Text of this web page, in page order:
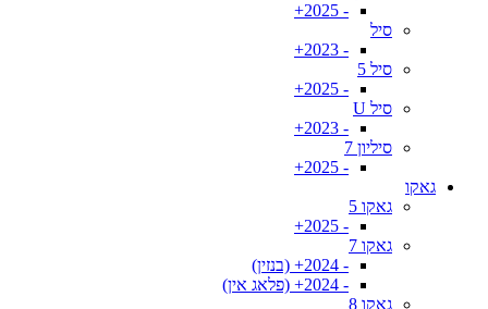
- 2025+
סיל
- 2023+
סיל 5
- 2025+
סיל U
- 2023+
סיליון 7
- 2025+
גאקו
גאקו 5
- 2025+
גאקו 7
- 2024+ (בנזין)
- 2024+ (פלאג אין)
גאקו 8